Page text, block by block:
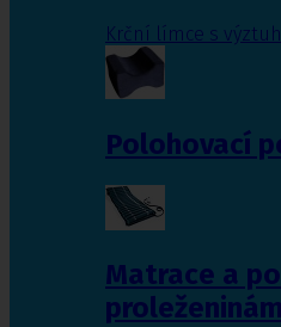
Krční límce s
Polohovací
Matrace a
proleženinám